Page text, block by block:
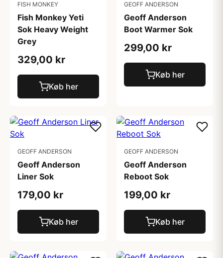
FISH MONKEY
Fish Monkey Yeti
Sok Heavy Weight
Grey
329,00 kr
Køb her
GEOFF ANDERSON
Geoff Anderson
Boot Warmer Sok
299,00 kr
Køb her
GEOFF ANDERSON
Geoff Anderson
Liner Sok
179,00 kr
Køb her
GEOFF ANDERSON
Geoff Anderson
Reboot Sok
199,00 kr
Køb her